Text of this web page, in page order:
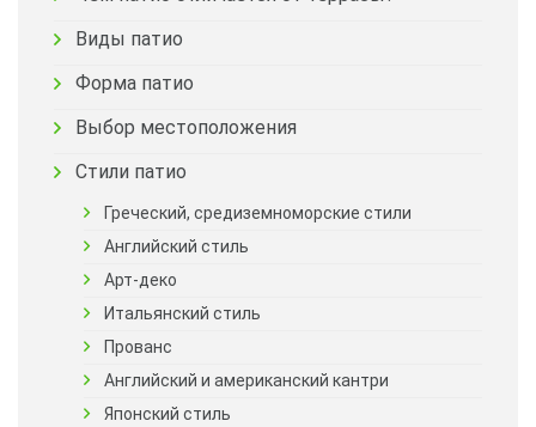
Виды патио
Форма патио
Выбор местоположения
Стили патио
Греческий, средиземноморские стили
Английский стиль
Арт-деко
Итальянский стиль
Прованс
Английский и американский кантри
Японский стиль